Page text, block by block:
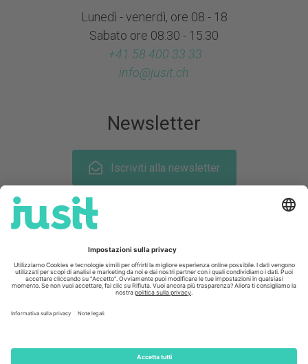
Lunedì - venerdì, ore 08 - 18
Sabato ore 08.30 - 15.30
+41 58 400 33 33
info@jusit.ch
Newsletter
Iscriviti alla newsletter
© mobilezone 2026